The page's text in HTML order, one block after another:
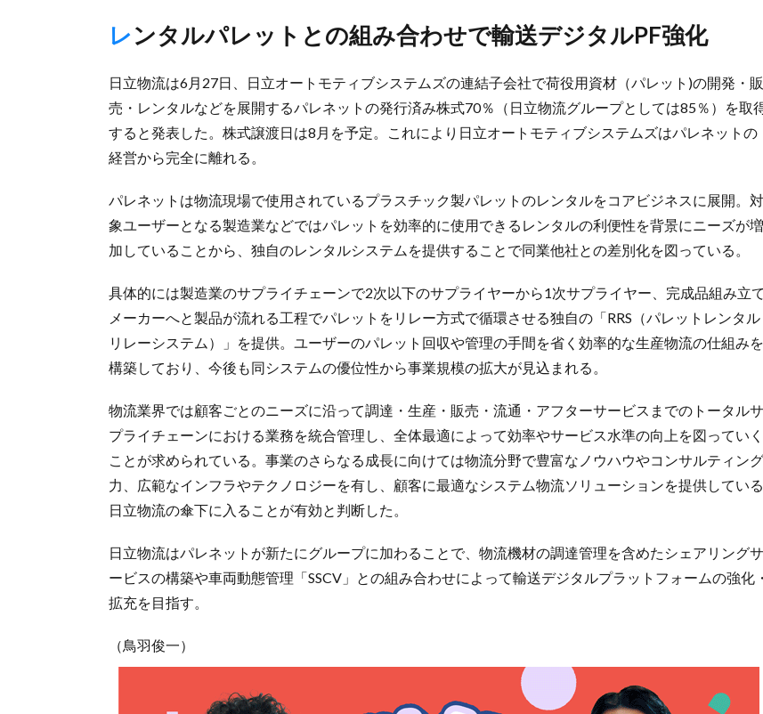
レンタルパレットとの組み合わせで輸送デジタルPF強化
日立物流は6月27日、日立オートモティブシステムズの連結子会社で荷役用資材（パレット)の開発・販
売・レンタルなどを展開するパレネットの発行済み株式70％（日立物流グループとしては85％）を取
すると発表した。株式譲渡日は8月を予定。これにより日立オートモティブシステムズはパレネットの
経営から完全に離れる。
パレネットは物流現場で使用されているプラスチック製パレットのレンタルをコアビジネスに展開。対
象ユーザーとなる製造業などではパレットを効率的に使用できるレンタルの利便性を背景にニーズが増
加していることから、独自のレンタルシステムを提供することで同業他社との差別化を図っている。
具体的には製造業のサプライチェーンで2次以下のサプライヤーから1次サプライヤー、完成品組み立て
メーカーへと製品が流れる工程でパレットをリレー方式で循環させる独自の「RRS（パレットレンタル
リレーシステム）」を提供。ユーザーのパレット回収や管理の手間を省く効率的な生産物流の仕組みを
構築しており、今後も同システムの優位性から事業規模の拡大が見込まれる。
物流業界では顧客ごとのニーズに沿って調達・生産・販売・流通・アフターサービスまでのトータルサ
プライチェーンにおける業務を統合管理し、全体最適によって効率やサービス水準の向上を図っていく
ことが求められている。事業のさらなる成長に向けては物流分野で豊富なノウハウやコンサルティング
力、広範なインフラやテクノロジーを有し、顧客に最適なシステム物流ソリューションを提供している
日立物流の傘下に入ることが有効と判断した。
日立物流はパレネットが新たにグループに加わることで、物流機材の調達管理を含めたシェアリングサ
ービスの構築や車両動態管理「SSCV」との組み合わせによって輸送デジタルプラットフォームの強化・
拡充を目指す。
（鳥羽俊一）